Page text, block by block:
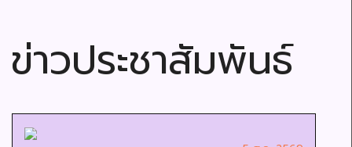
ข่าวประชาสัมพันธ์